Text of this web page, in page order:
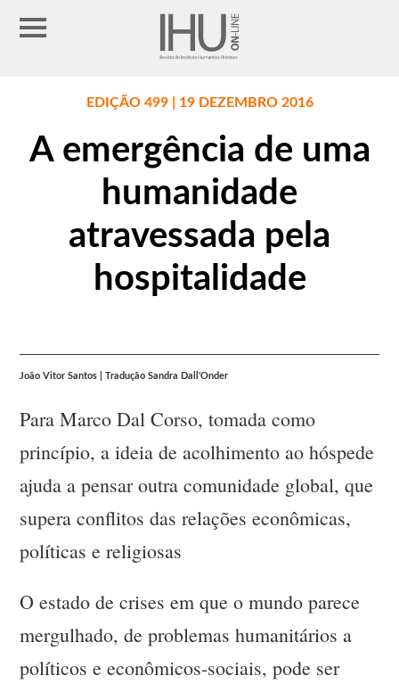
EDIÇÃO 499 | 19 DEZEMBRO 2016
A emergência de uma
humanidade
atravessada pela
hospitalidade
João Vitor Santos | Tradução Sandra Dall'Onder
Para Marco Dal Corso, tomada como
princípio, a ideia de acolhimento ao hóspede
ajuda a pensar outra comunidade global, que
supera conflitos das relações econômicas,
políticas e religiosas
O estado de crises em que o mundo parece
mergulhado, de problemas humanitários a
políticos e econômicos-sociais, pode ser